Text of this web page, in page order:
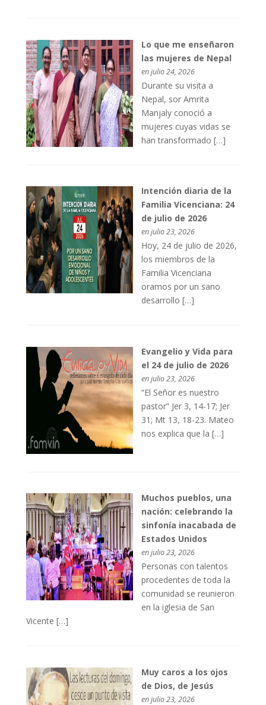
Lo que me enseñaron
las mujeres de Nepal
en julio 24, 2026
Durante su visita a
Nepal, sor Amrita
Manjaly conoció a
mujeres cuyas vidas se
han transformado […]
Intención diaria de la
Familia Vicenciana: 24
de julio de 2026
en julio 23, 2026
Hoy, 24 de julio de 2026,
los miembros de la
Familia Vicenciana
oramos por un sano
desarrollo […]
Evangelio y Vida para
el 24 de julio de 2026
en julio 23, 2026
“El Señor es nuestro
pastor” Jer 3, 14-17; Jer
31; Mt 13, 18-23. Mateo
nos explica que la […]
Muchos pueblos, una
nación: celebrando la
sinfonía inacabada de
Estados Unidos
en julio 23, 2026
Personas con talentos
procedentes de toda la
comunidad se reunieron
en la iglesia de San
Vicente […]
Muy caros a los ojos
de Dios, de Jesús
en julio 23, 2026